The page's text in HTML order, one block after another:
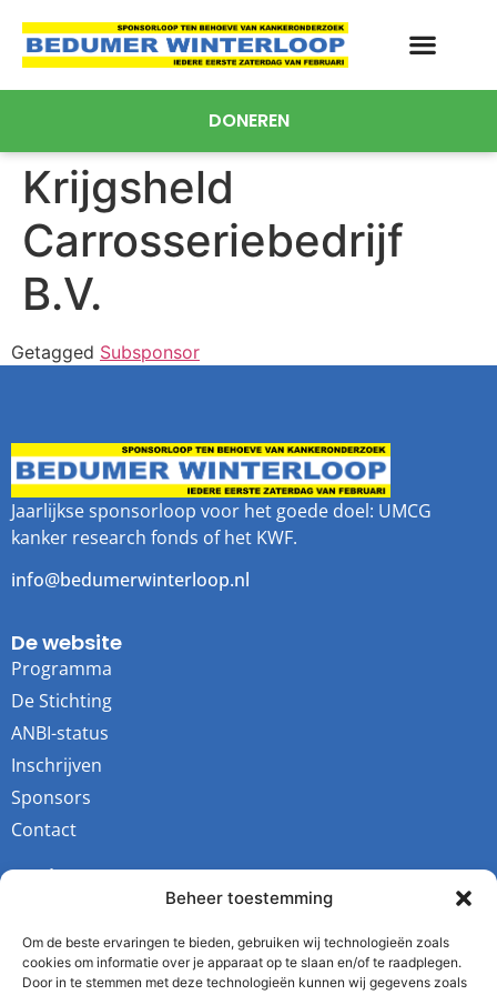
Beheer toestemming
Om de beste ervaringen te bieden, gebruiken wij technologieën zoals
cookies om informatie over je apparaat op te slaan en/of te raadplegen.
Door in te stemmen met deze technologieën kunnen wij gegevens zoals
DONEREN
Krijgsheld
Carrosseriebedrijf
B.V.
Getagged Subsponsor
Jaarlijkse sponsorloop voor het goede doel: UMCG
kanker research fonds of het KWF.
info@bedumerwinterloop.nl
De website
Programma
De Stichting
ANBI-status
Inschrijven
Sponsors
Contact
Socials
Instagram
Facebook